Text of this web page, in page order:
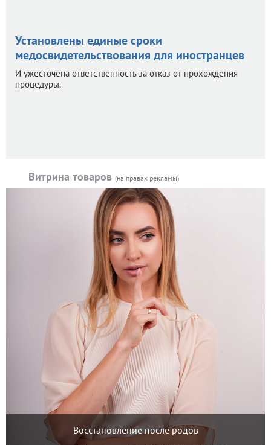
Установлены единые сроки
медосвидетельствования для иностранцев
И ужесточена ответственность за отказ от прохождения
процедуры.
Витрина товаров (на правах рекламы)
Восстановление после родов